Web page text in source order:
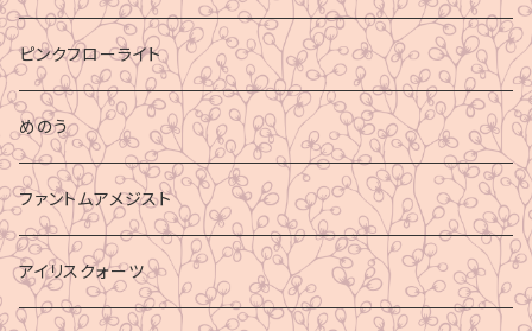
ピンクフローライト
めのう
ファントムアメジスト
アイリスクォーツ